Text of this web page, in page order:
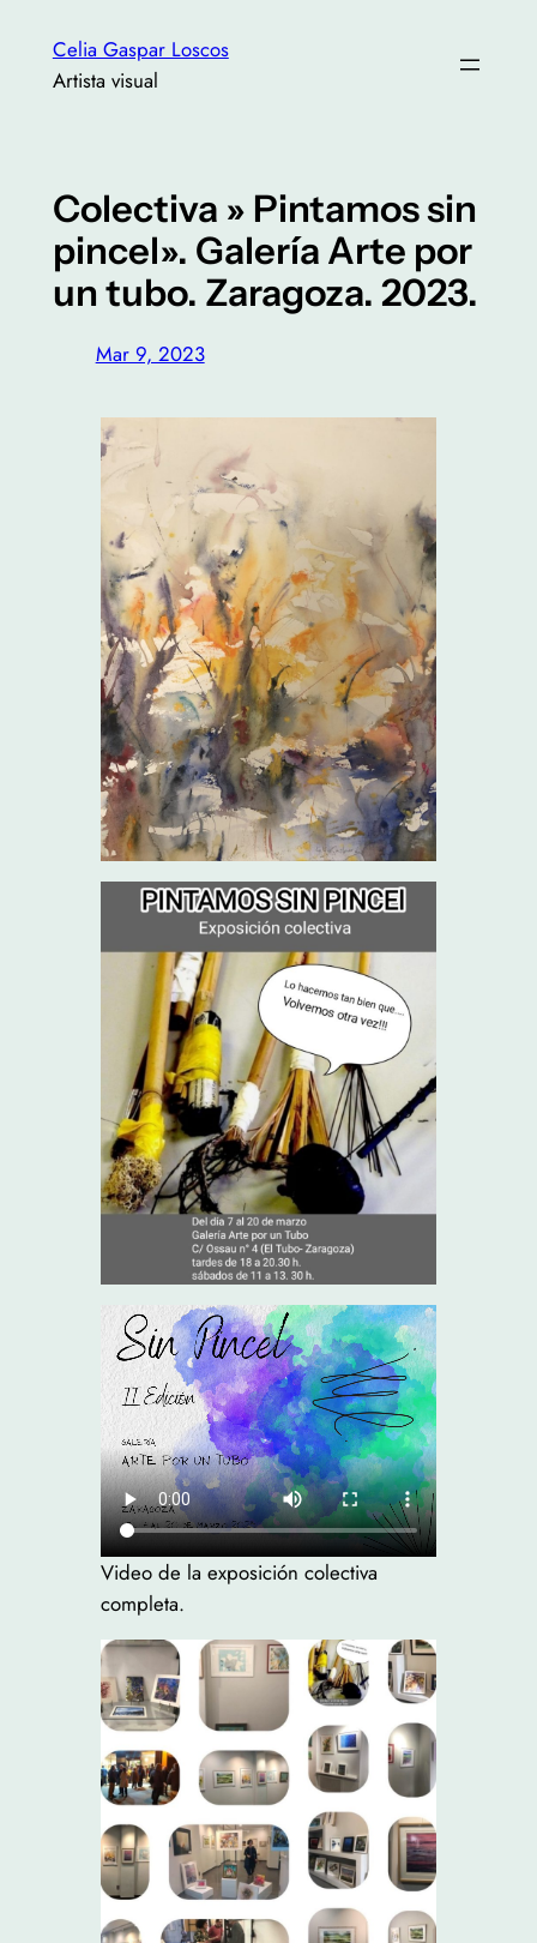
contenido
Celia Gaspar Loscos
Artista visual
Colectiva » Pintamos sin
pincel». Galería Arte por
un tubo. Zaragoza. 2023.
Mar 9, 2023
Video de la exposición colectiva
completa.